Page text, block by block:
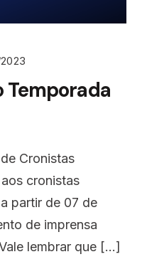
Cronistas
cronistas
partir de 07 de
de imprensa
lembrar que […]